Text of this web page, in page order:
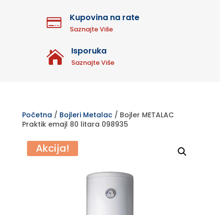
 Kupovina na rate
Saznajte Više
 Isporuka
Saznajte Više
Početna / Bojleri Metalac/ Bojler METALAC
Praktik emajl 80 litara 098935
Akcija!